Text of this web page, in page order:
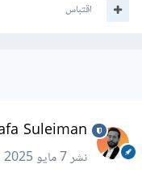
اقتباس
Suleiman
نشر7 مايو 2025